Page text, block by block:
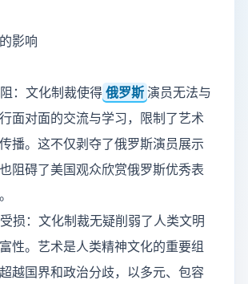
影响
：文化制裁使得俄罗斯演员无法与
面对面的交流与学习，限制了艺术
播。这不仅剥夺了俄罗斯演员展示
阻碍了美国观众欣赏俄罗斯优秀表
损：文化制裁无疑削弱了人类文明
性。艺术是人类精神文化的重要组
越国界和政治分歧，以多元、包容